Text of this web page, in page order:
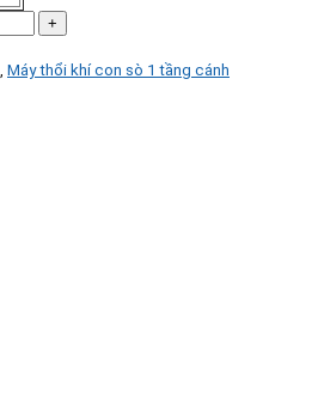
Máy thổi khí con sò 1 tầng cánh